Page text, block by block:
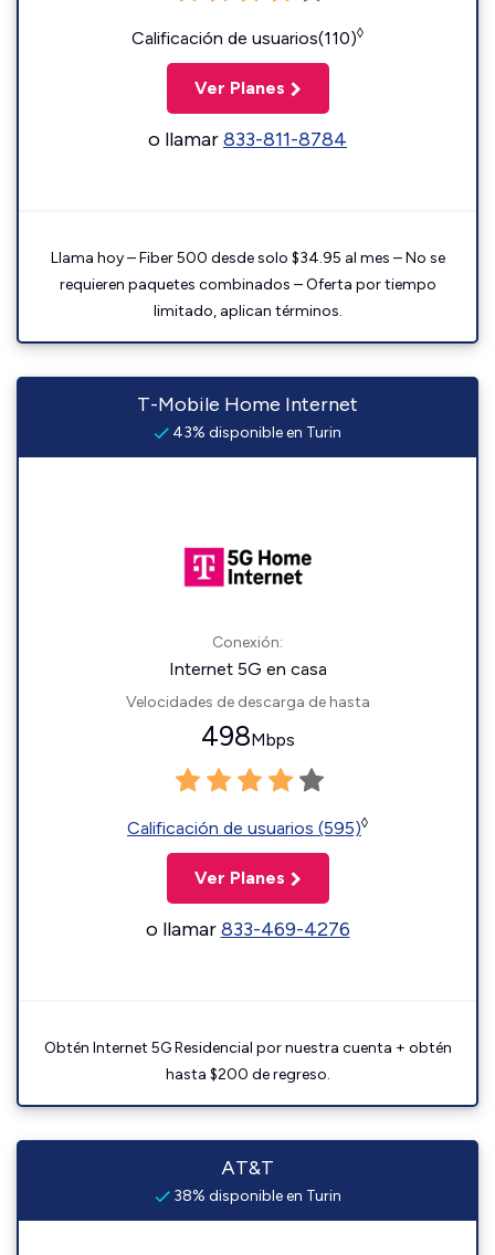
Calificación de usuarios(110)◊
Ver Planes
o llamar833-811-8784
Llama hoy – Fiber 500 desde solo $34.95 al mes – No se
requieren paquetes combinados – Oferta por tiempo
limitado, aplican términos.
T-Mobile Home Internet
43% disponible en Turin
Conexión:
Internet 5G en casa
Velocidades de descarga de hasta
498Mbps
Calificación de usuarios (595)◊
Ver Planes
o llamar833-469-4276
Obtén Internet 5G Residencial por nuestra cuenta + obtén
hasta $200 de regreso.
AT&T
38% disponible en Turin